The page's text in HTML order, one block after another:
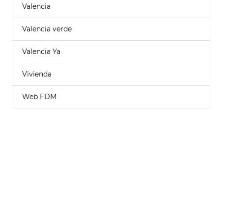
Valencia
Valencia verde
Valencia Ya
Vivienda
Web FDM